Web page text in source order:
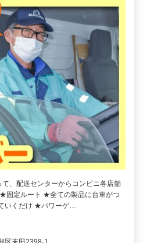
、配送センターからコンビニ各店舗
固定ルート ★全ての製品に台車がつ
いくだけ ★パワーゲ…